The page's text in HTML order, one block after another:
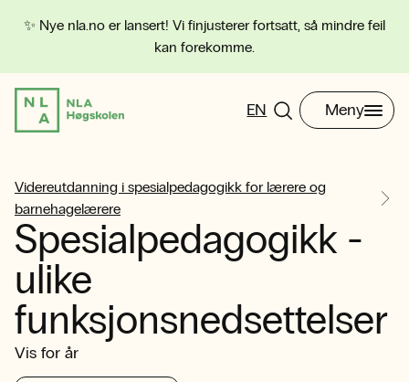
✨ Nye nla.no er lansert! Vi finjusterer fortsatt, så mindre feil
kan forekomme.
EN Meny
Videreutdanning i spesialpedagogikk for lærere og
barnehagelærere
Spesialpedagogikk -
ulike
funksjonsnedsettelser
Vis for år